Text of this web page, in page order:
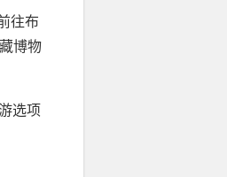
往布
博物
选项